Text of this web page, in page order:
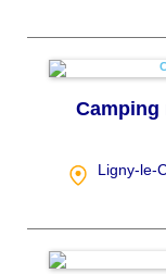
Camping
Ligny-le-